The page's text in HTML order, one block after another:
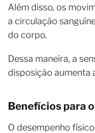
Além disso, os
a circulação
do corpo.
Dessa maneira, a
disposição aumenta
Benefícios para
O desempenho